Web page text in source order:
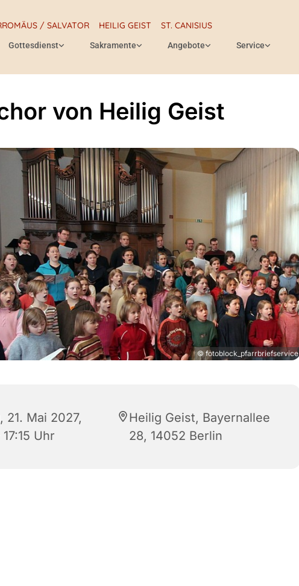
/ SALVATOR HEILIG GEIST ST. CANISIUS
Gottesdienst Sakramente Angebote Service
von Heilig Geist
© fotoblock_pfarrbriefservice
21. Mai 2027,
Uhr
Heilig Geist, Bayernallee
28, 14052 Berlin